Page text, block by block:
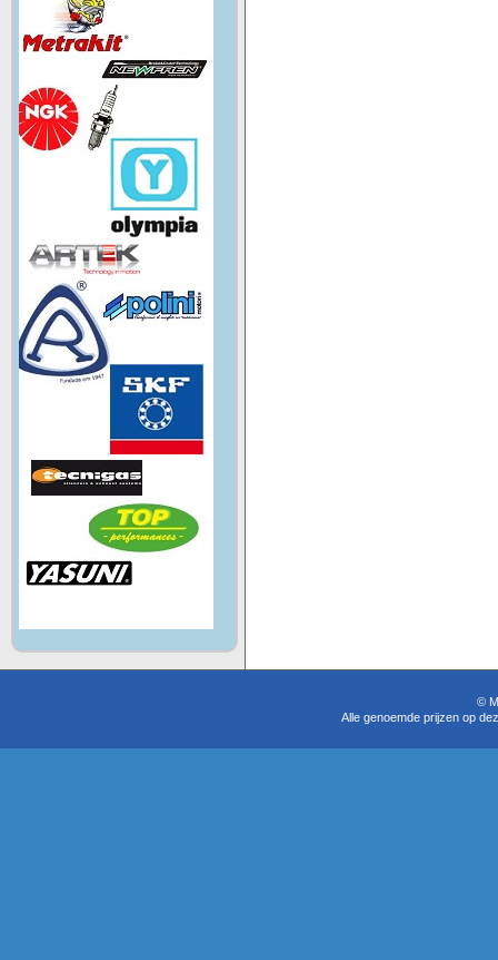
©
Alle genoemde prijzen op